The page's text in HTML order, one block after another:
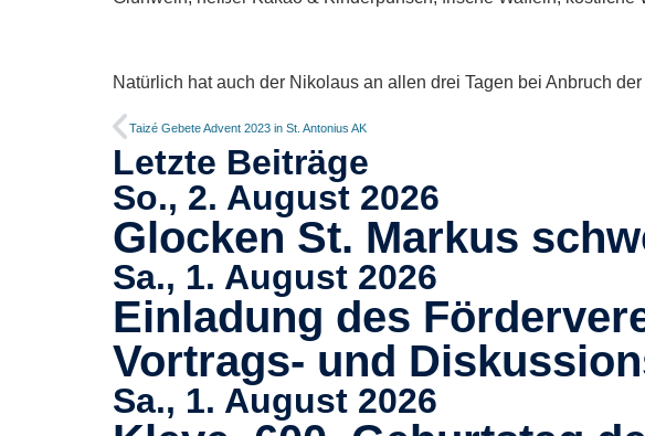
Natürlich hat auch der Nikolaus an allen drei Tagen bei Anbruch
Taizé Gebete Advent 2023 in St. Antonius AK
Letzte Beiträge
So., 2. August 2026
Glocken St. Markus
Sa., 1. August 2026
Einladung des
Vortrags- und
Sa., 1. August 2026